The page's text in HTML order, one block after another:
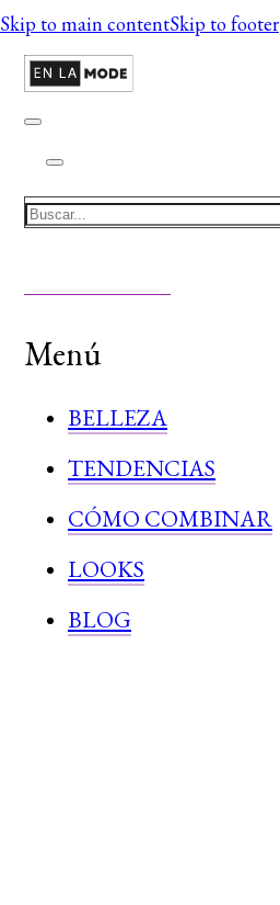
Skip to main contentSkip to footer
Search
Menú
BELLEZA
TENDENCIAS
CÓMO COMBINAR
LOOKS
BLOG